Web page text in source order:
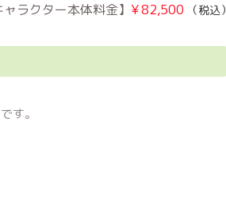
¥82,500 （税込）
す。